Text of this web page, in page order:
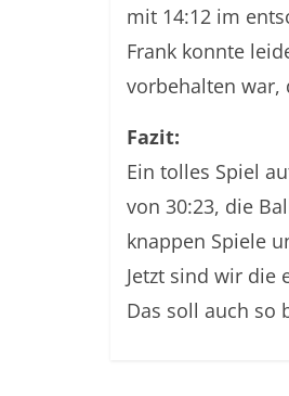
mit 14:12 im
Frank konnte
vorbehalten war,
Fazit:
Ein tolles Spiel
von 30:23, die
knappen Spiele
Jetzt sind wir die
Das soll auch so